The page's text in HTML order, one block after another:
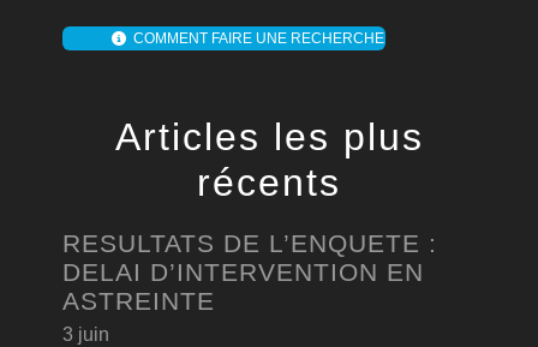
COMMENT FAIRE UNE RECHERCHE
Articles les plus
récents
RESULTATS DE L’ENQUETE :
DELAI D’INTERVENTION EN
ASTREINTE
3 juin